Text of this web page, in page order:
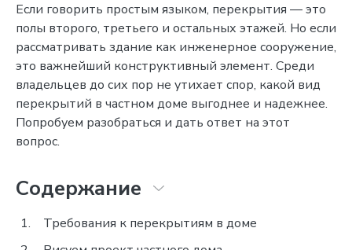
Если говорить простым языком, перекрытия — это
полы второго, третьего и остальных этажей. Но если
рассматривать здание как инженерное сооружение,
это важнейший конструктивный элемент. Среди
владельцев до сих пор не утихает спор, какой вид
перекрытий в частном доме выгоднее и надежнее.
Попробуем разобраться и дать ответ на этот
вопрос.
Содержание
Требования к перекрытиям в доме